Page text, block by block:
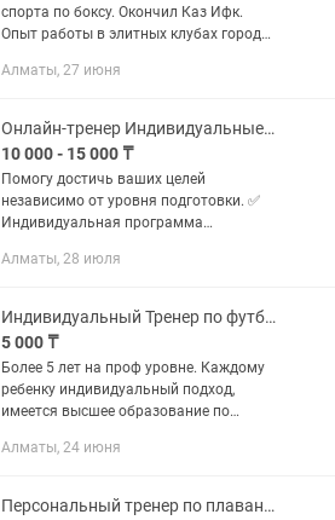
спорта по боксу. Окончил Каз Ифк.
Опыт работы в элитных клубах города.
Выезд к клиенту. Выезд на
Алматы, 27 июня
Онлайн-тренер Индивидуальные тренировки и питание
10 000 - 15 000 ₸
Помогу достичь ваших целей
независимо от уровня подготовки. ✅
Индивидуальная программа
цели и образ жизни ✅ Похудение ✅
фигуры ✅...
Алматы, 28 июля
Индивидуальный Тренер по футболу
5 000 ₸
Более 5 лет на проф уровне. Каждому
ребенку индивидуальный подход,
имеется высшее образование по
футбольного клуба Кайрат. Локацию
Алматы, 24 июня
Персональный тренер по плаванию